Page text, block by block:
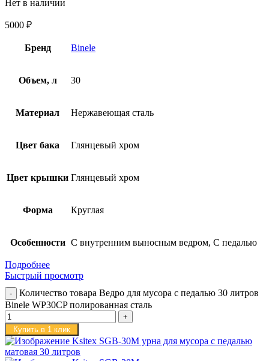
Нет в наличии
5000 ₽
Бренд Binele
Объем, л 30
Материал Нержавеющая сталь
Цвет бака Глянцевый хром
Цвет крышки Глянцевый хром
Форма Круглая
Особенности С внутренним выносным ведром, С педалью
Подробнее
Быстрый просмотр
Количество товара Ведро для мусора с педалью 30 литров
Binele WP30CP полированная сталь
Купить в 1 клик